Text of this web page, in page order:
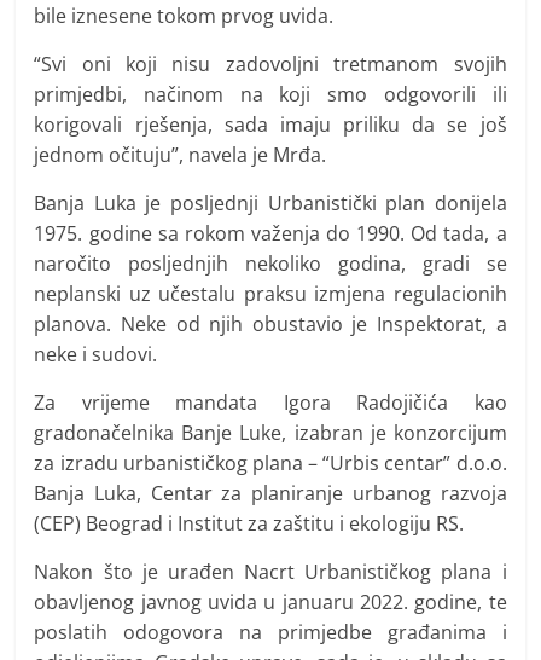
bile iznesene tokom prvog uvida.
“Svi oni koji nisu zadovoljni tretmanom svojih
primjedbi, načinom na koji smo odgovorili ili
korigovali rješenja, sada imaju priliku da se još
jednom očituju”, navela je Mrđa.
Banja Luka je posljednji Urbanistički plan donijela
1975. godine sa rokom važenja do 1990. Od tada, a
naročito posljednjih nekoliko godina, gradi se
neplanski uz učestalu praksu izmjena regulacionih
planova. Neke od njih obustavio je Inspektorat, a
neke i sudovi.
Za vrijeme mandata Igora Radojičića kao
gradonačelnika Banje Luke, izabran je konzorcijum
za izradu urbanističkog plana – “Urbis centar” d.o.o.
Banja Luka, Centar za planiranje urbanog razvoja
(CEP) Beograd i Institut za zaštitu i ekologiju RS.
Nakon što je urađen Nacrt Urbanističkog plana i
obavljenog javnog uvida u januaru 2022. godine, te
poslatih odogovora na primjedbe građanima i